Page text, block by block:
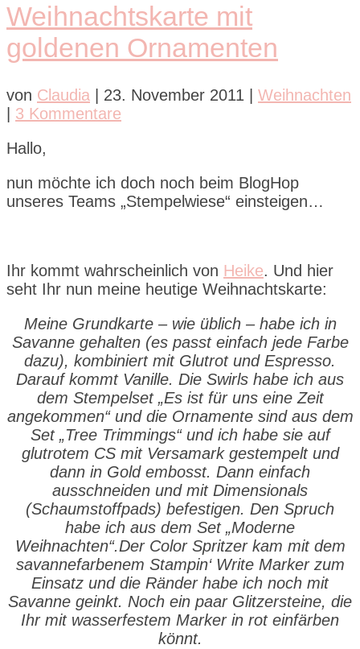
Weihnachtskarte mit
goldenen Ornamenten
von Claudia 23. November 2011
Weihnachten
3 Kommentare
Hallo,
nun möchte ich doch noch beim BlogHop
unseres Teams „Stempelwiese“ einsteigen…
Ihr kommt wahrscheinlich von Heike. Und hier
seht Ihr nun meine heutige Weihnachtskarte:
Meine Grundkarte – wie üblich – habe ich in
Savanne gehalten (es passt einfach jede Farbe
dazu), kombiniert mit Glutrot und Espresso.
Darauf kommt Vanille. Die Swirls habe ich aus
dem Stempelset „Es ist für uns eine Zeit
angekommen“ und die Ornamente sind aus dem
Set „Tree Trimmings“ und ich habe sie auf
glutrotem CS mit Versamark gestempelt und
dann in Gold embosst. Dann einfach
ausschneiden und mit Dimensionals
(Schaumstoffpads) befestigen. Den Spruch
habe ich aus dem Set „Moderne
Weihnachten“.Der Color Spritzer kam mit dem
savannefarbenem Stampin‘ Write Marker zum
Einsatz und die Ränder habe ich noch mit
Savanne geinkt. Noch ein paar Glitzersteine, die
Ihr mit wasserfestem Marker in rot einfärben
könnt.